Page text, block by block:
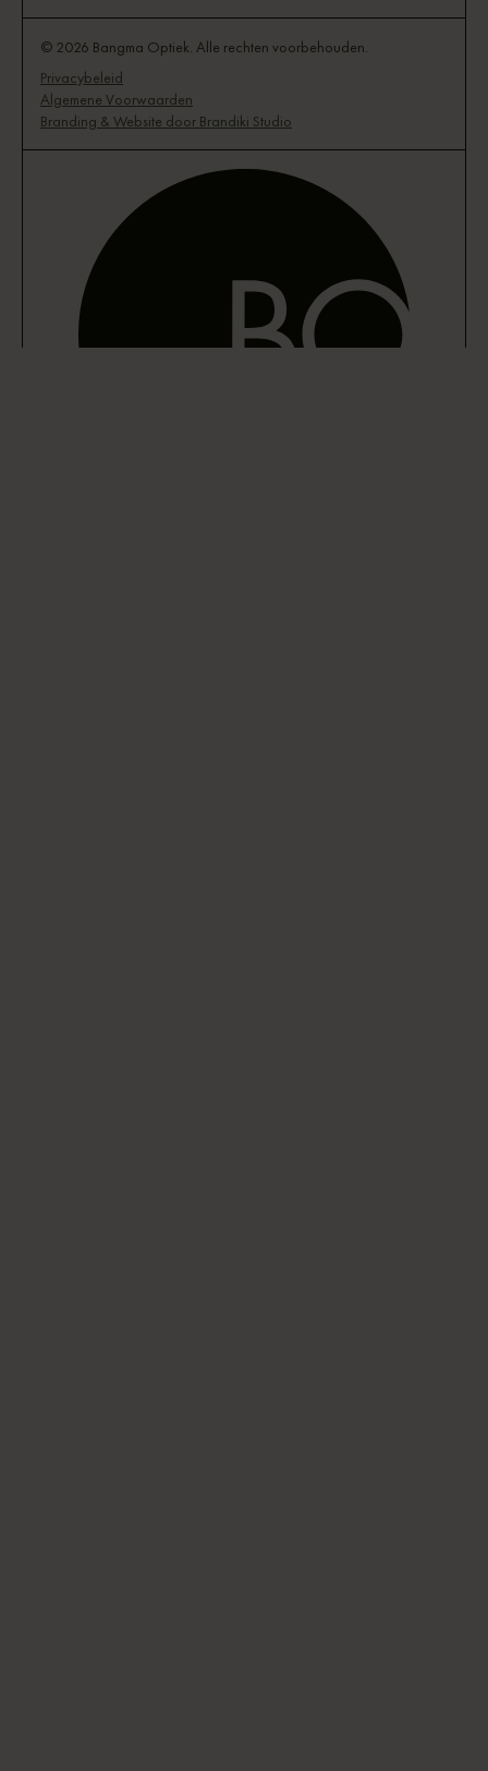
© 2026 Bangma Optiek. Alle rechten voorbehouden.
Privacybeleid
Algemene Voorwaarden
Branding & Website door Brandiki Studio